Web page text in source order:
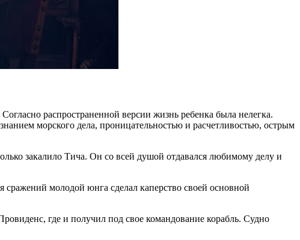
распространенной версии жизнь ребенка была нелегка.
морского дела, проницательностью и расчетливостью, острым
закалило Тича. Он со всей душой отдавался любимому делу и
молодой юнга сделал каперство своей основной
где и получил под свое командование корабль. Судно